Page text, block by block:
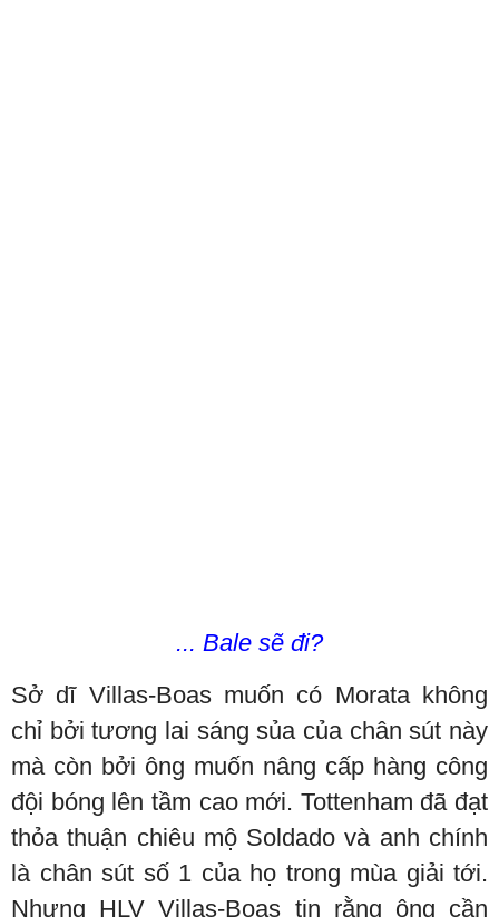
... Bale sẽ đi?
Sở dĩ Villas-Boas muốn có Morata không
chỉ bởi tương lai sáng sủa của chân sút này
mà còn bởi ông muốn nâng cấp hàng công
đội bóng lên tầm cao mới. Tottenham đã đạt
thỏa thuận chiêu mộ Soldado và anh chính
là chân sút số 1 của họ trong mùa giải tới.
Nhưng HLV Villas-Boas tin rằng ông cần